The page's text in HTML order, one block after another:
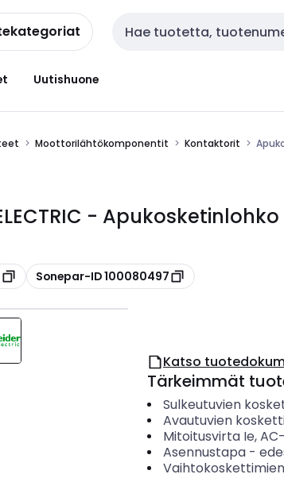
Haku
Uutishuone
Moottorilähtökomponentit Kontaktorit
-
Kopioi
Sonepar-ID 100080497
Katso
Tärkeimmät
Sulkeutuvien
Avautuvien
Mitoitusvirta Ie,
Asennustapa-